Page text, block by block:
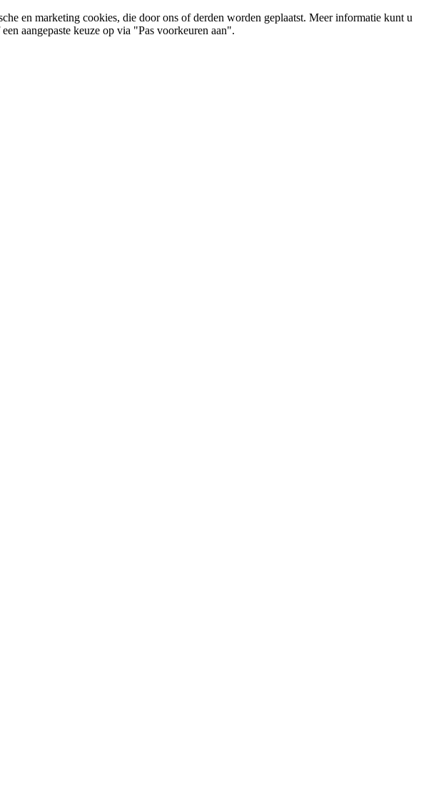
en marketing cookies, die door ons of derden worden geplaatst. Meer informatie kunt u
aangepaste keuze op via "Pas voorkeuren aan".